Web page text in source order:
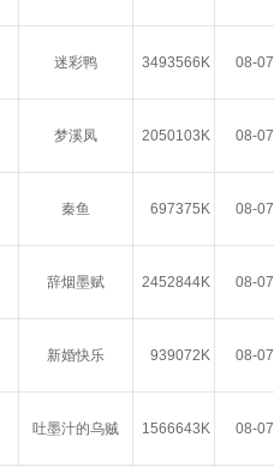
迷彩鸭 3493566K 08-07
梦溪凤 2050103K 08-07
秦鱼 697375K 08-07
辞烟墨赋 2452844K 08-07
新婚快乐 939072K 08-07
吐墨汁的乌贼 1566643K 08-07